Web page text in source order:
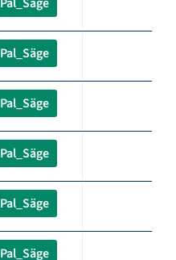
Pal_Säge
Pal_Säge
Pal_Säge
Pal_Säge
Pal_Säge